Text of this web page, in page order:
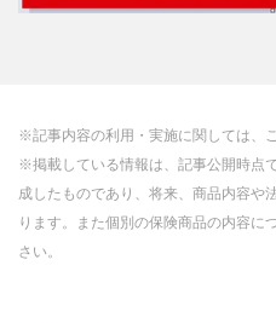
※記事内容の利用・実施に関しては、
※掲載している情報は、記事公開時点
成したものであり、将来、商品内容や
ります。また個別の保険商品の内容に
さい。